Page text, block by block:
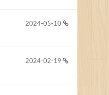
2024-05-10
2024-02-19